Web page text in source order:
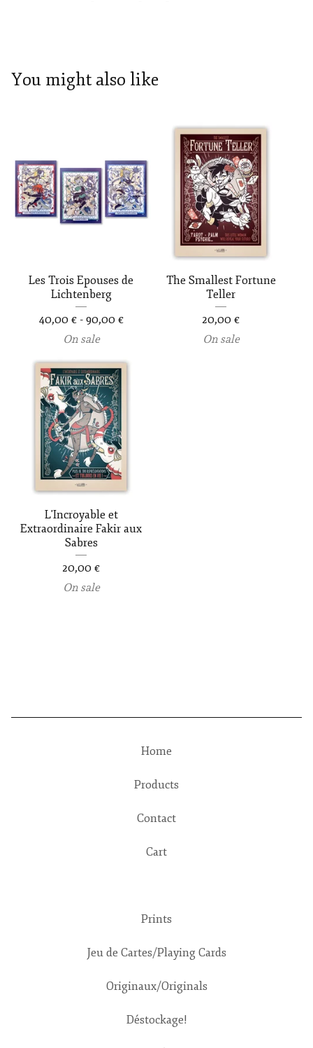
You might also like
Les Trois Epouses de
Lichtenberg
40,00 €- 90,00 €
On sale
The Smallest Fortune
Teller
20,00 €
On sale
L'Incroyable et
Extraordinaire Fakir aux
Sabres
20,00 €
On sale
Home
Products
Contact
Cart
Prints
Jeu de Cartes/Playing Cards
Originaux/Originals
Déstockage!